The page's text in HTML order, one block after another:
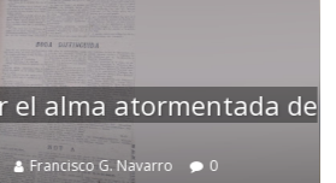
el alma atormentada de
Francisco G. Navarro 0